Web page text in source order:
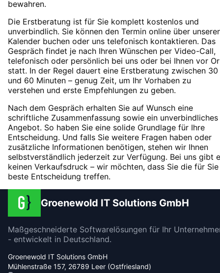
bewahren.
Die Erstberatung ist für Sie komplett kostenlos und
unverbindlich. Sie können den Termin online über
Kalender buchen oder uns telefonisch kontaktieren. Das
Gespräch findet je nach Ihren Wünschen per Video-Call,
telefonisch oder persönlich bei uns oder bei Ihnen vor
statt. In der Regel dauert eine Erstberatung zwischen 30
und 60 Minuten – genug Zeit, um Ihr Vorhaben zu
verstehen und erste Empfehlungen zu geben.
Nach dem Gespräch erhalten Sie auf Wunsch eine
schriftliche Zusammenfassung sowie ein unverbindliches
Angebot. So haben Sie eine solide Grundlage für Ihre
Entscheidung. Und falls Sie weitere Fragen haben oder
zusätzliche Informationen benötigen, stehen wir Ihnen
selbstverständlich jederzeit zur Verfügung. Bei uns gibt
keinen Verkaufsdruck – wir möchten, dass Sie die für Sie
beste Entscheidung treffen.
Groenewold IT Solutions GmbH
Maßgeschneiderte Softwarelösungen für Ihr
- entwickelt in Deutschland.
Groenewold IT Solutions GmbH
Mühlenstraße 157, 26789 Leer (Ostfriesland)